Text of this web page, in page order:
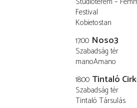
Festival
Kobietostan
17:00 Noso3
Szabadság tér
manoAmano
18:00 Tintaló
Szabadság tér
Tintaló Társulás